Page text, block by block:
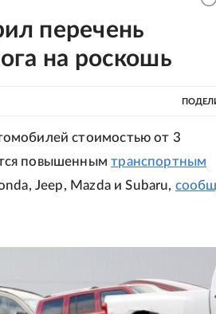
перечень
на роскошь
стоимостью от 3
повышеннымтранспортным
Jeep, Mazda и Subaru,